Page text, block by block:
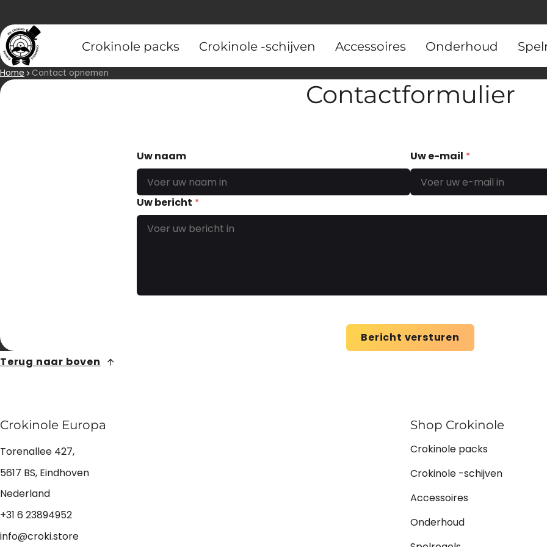
Crokinole packs Crokinole -schijven Accessoires Onderhoud
Home Contact opnemen
Contactformulier
Uw naam Uw e-mail *
Uw bericht *
Bericht versturen
Terug naar boven
Crokinole Europa
Torenallee 427,
5617 BS, Eindhoven
Nederland
+31 6 23894952
info@croki.store
Shop Crokinole
Crokinole packs
Crokinole -schijven
Accessoires
Onderhoud